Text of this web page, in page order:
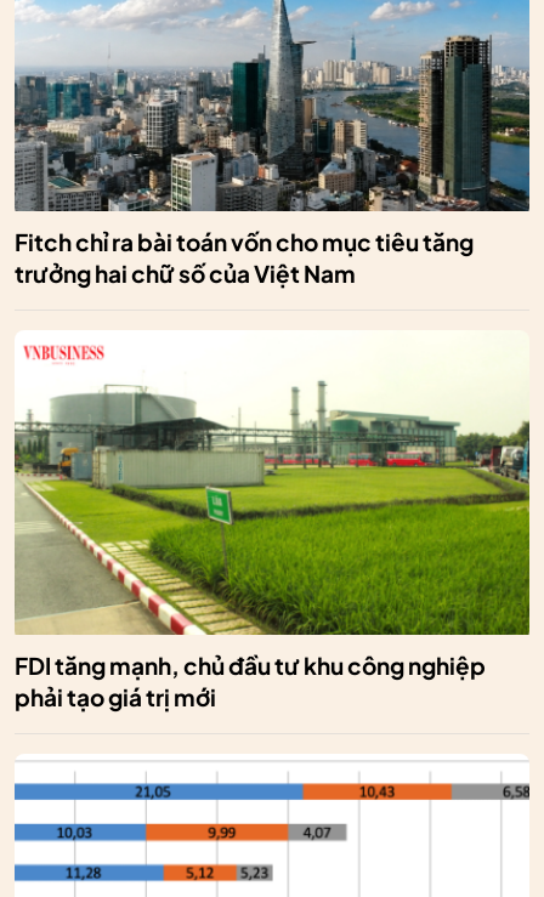
Fitch chỉ ra bài toán vốn cho mục tiêu tăng
trưởng hai chữ số của Việt Nam
FDI tăng mạnh, chủ đầu tư khu công nghiệp
phải tạo giá trị mới